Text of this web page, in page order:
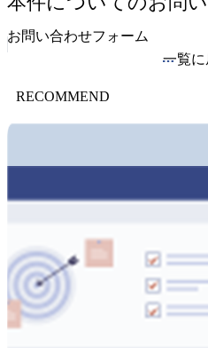
お問い合わせフォーム
一覧に
RECOMMEND